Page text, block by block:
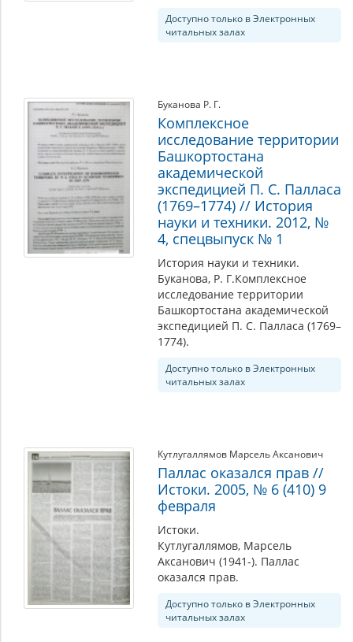
Доступно только в Электронных
читальных залах
Буканова Р. Г.
Комплексное
исследование территории
Башкортостана
академической
экспедицией П. С. Палласа
(1769–1774) // История
науки и техники. 2012, №
4, спецвыпуск № 1
История науки и техники.
Буканова, Р. Г.Комплексное
исследование территории
Башкортостана академической
экспедицией П. С. Палласа (1769–
1774).
Доступно только в Электронных
читальных залах
Кутлугаллямов Марсель Аксанович
Паллас оказался прав //
Истоки. 2005, № 6 (410) 9
февраля
Истоки.
Кутлугаллямов, Марсель
Аксанович (1941-). Паллас
оказался прав.
Доступно только в Электронных
читальных залах